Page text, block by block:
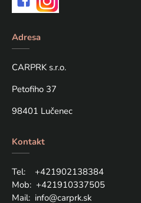
Adresa
CARPRK s.r.o.
Petofiho 37
98401 Lučenec
Kontakt
Tel: +421902138384
Mob: +421910337505
Mail: info@carprk.sk